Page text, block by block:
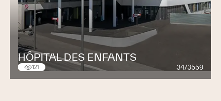
HÔPITAL DES ENFANTS
121 34/3559